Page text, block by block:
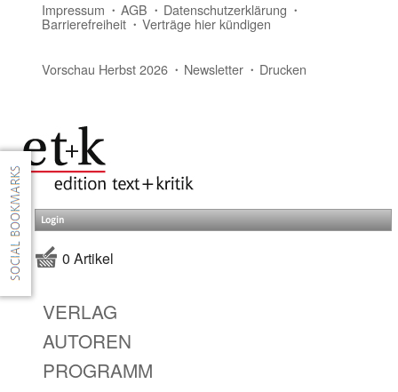
Impressum AGB Datenschutzerklärung
Barrierefreiheit Verträge hier kündigen
Vorschau Herbst 2026 Newsletter Drucken
Login
0 Artikel
VERLAG
AUTOREN
PROGRAMM